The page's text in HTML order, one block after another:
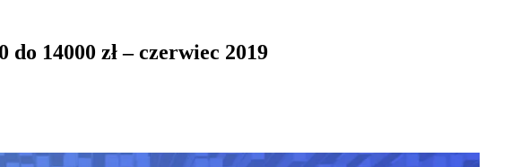
14000 zł – czerwiec 2019